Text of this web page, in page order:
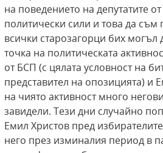
на поведението на депутатите
политически сили и това да съм
всички старозагорци бих могъл
точка на политическата
от БСП (с цялата условност на
представител на опозицията) и
на чиято активност много
завидели. Тези дни случайно
Емил Христов пред
него през изминалия период в